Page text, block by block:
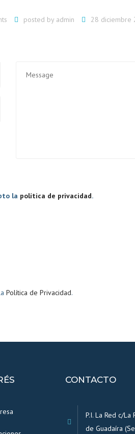
posted by admin 28 diciembre
la política de privacidad.
Política de Privacidad.
CONTACTO
P.I. La Red c/La
de Guadaíra